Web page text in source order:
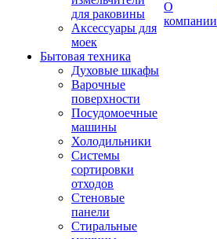
для раковины
Аксессуары для
моек
Бытовая техника
Духовые шкафы
Варочные
поверхности
Посудомоечные
машины
Холодильники
Системы
сортировки
отходов
Стеновые
панели
Стиральные
О
компании